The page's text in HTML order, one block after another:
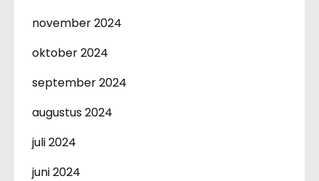
november 2024
oktober 2024
september 2024
augustus 2024
juli 2024
juni 2024